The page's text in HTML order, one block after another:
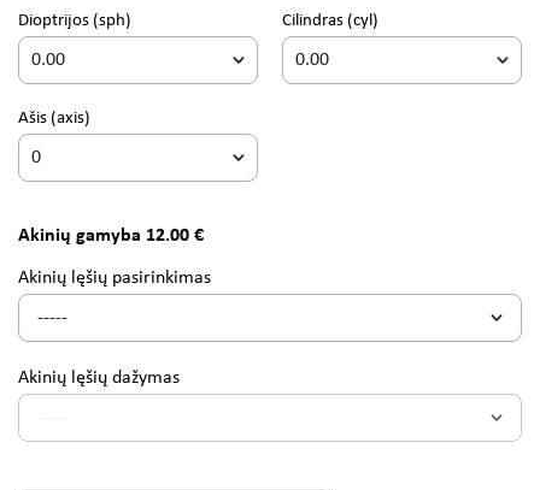
Dioptrijos (sph) Cilindras (cyl)
Ašis (axis)
Akinių gamyba 12.00 €
Akinių lęšių pasirinkimas
Akinių lęšių dažymas